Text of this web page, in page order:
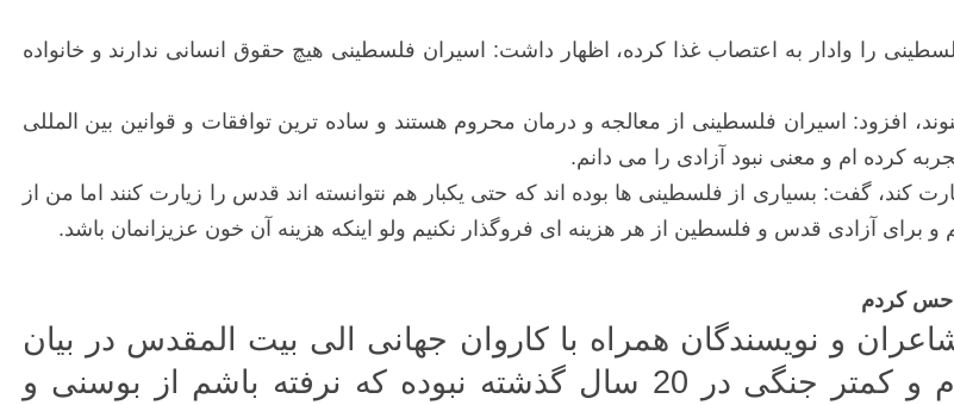
را وادار به اعتصاب غذا کرده، اظهار داشت: اسیران فلسطینی هیچ حقوق انسانی ندارند و خانواده
افزود: اسیران فلسطینی از معالجه و درمان محروم هستند و ساده ترین توافقات و قوانین بین المللی
که نتوانسته قدس را زیارت کند، گفت: بسیاری از فلسطینی ها بوده اند که حتی یکبار هم نتوانسته اند قدس را زیارت کنند اما من از
و برای آزادی قدس و فلسطین از هر هزینه ای فروگذار نکنیم ولو اینکه هزینه آن خون عزیزانمان باشد.
حس کردم
و نویسندگان همراه با کاروان جهانی الی بیت المقدس در بیان
خاطرات خود گفت: من سفرهای زیادی رفته ام و کمتر جنگی در 20 سال گذشته نبوده که نرفته باشم از بوسنی و